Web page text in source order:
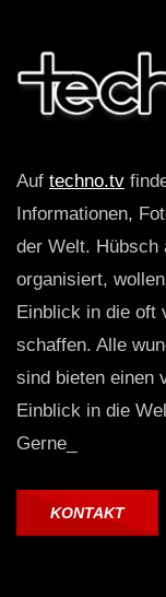
Auf techno.tv
Informationen,
der Welt. Hübsch
organisiert,
Einblick in die oft
schaffen. Alle
sind bieten einen
Einblick in die
Gerne_
KONTAKT